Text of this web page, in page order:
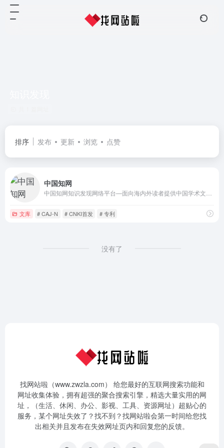
排序 发布 更新 浏览 点赞
中国知网
文库 # CAJ-N # CNKI首发 # 专利
没有了
找网站啦（www.zwzla.com） 给您最好的互联网搜索功能和
网址收集体验，拥有超强的聚合搜索引擎，精选大量实用的网
址，（生活、休闲、办公、影视、工具、资源网址）超贴心的
服务，某个网址失效了？找不到？找网站啦会第一时间给您找
出相关并且发布在失效网址页内和回复您的反馈。